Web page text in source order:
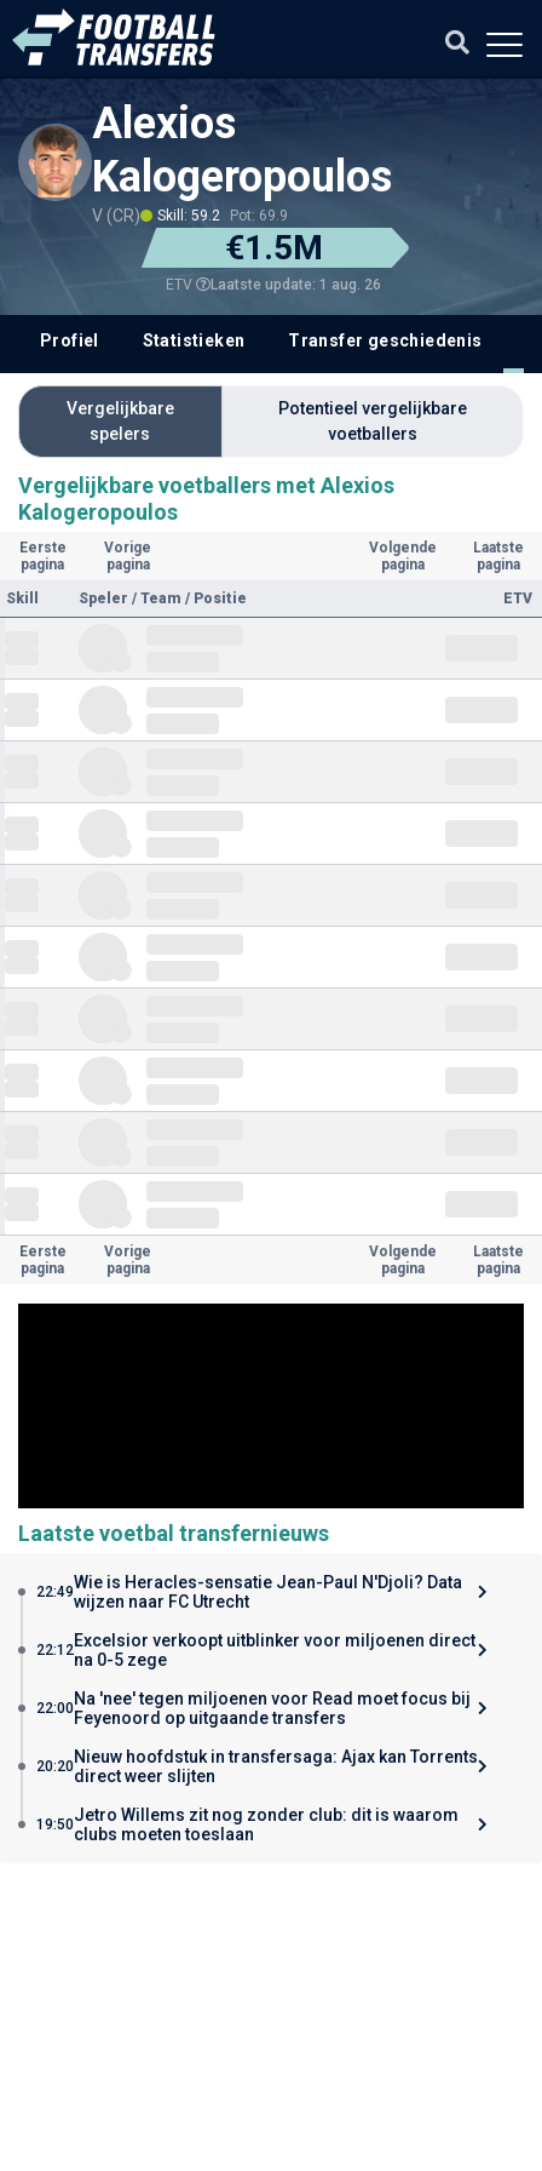
Alexios
Kalogeropoulos
V (CR) Skill: 59.2 Pot: 69.9
€1.5M
ETV Laatste update: 1 aug. 26
Profiel Statistieken Transfer geschiedenis
Vergelijkbare
spelers
Potentieel vergelijkbare
voetballers
Vergelijkbare voetballers met Alexios
Kalogeropoulos
Eerste
pagina
Vorige
pagina
Volgende
pagina
Laatste
pagina
Skill
Speler / Team / Positie ETV
Eerste
pagina
Vorige
pagina
Volgende
pagina
Laatste
pagina
Laatste voetbal transfernieuws
22:49Wie is Heracles-sensatie Jean-Paul N'Djoli? Data
wijzen naar FC Utrecht
22:12Excelsior verkoopt uitblinker voor miljoenen direct
na 0-5 zege
22:00Na 'nee' tegen miljoenen voor Read moet focus bij
Feyenoord op uitgaande transfers
20:20Nieuw hoofdstuk in transfersaga: Ajax kan Torrents
direct weer slijten
19:50Jetro Willems zit nog zonder club: dit is waarom
clubs moeten toeslaan